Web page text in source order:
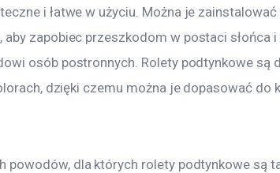
i łatwe w użyciu. Można je zainstalować
zapobiec przeszkodom w postaci słońca i
osób postronnych. Rolety podtynkowe są
dzięki czemu można je dopasować do
powodów, dla których rolety podtynkowe są